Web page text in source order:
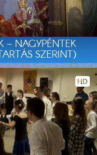
– NAGYPÉNTEK
SZERINT)